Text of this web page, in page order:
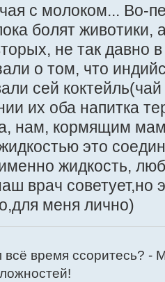
с молоком... Во-
болят животики,
не так давно
о том, что
сей
их оба напитка
нам, кормящим
это
жидкость,
врач советует,но
меня лично)
время ссоритесь? -